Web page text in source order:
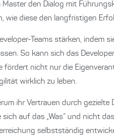
den Dialog mit
wie diese den langfristigen
Teams stärken, indem
So kann sich das
fördert nicht nur die
wirklich zu leben.
ihr Vertrauen durch
auf das „Was“ und nicht
selbstständig